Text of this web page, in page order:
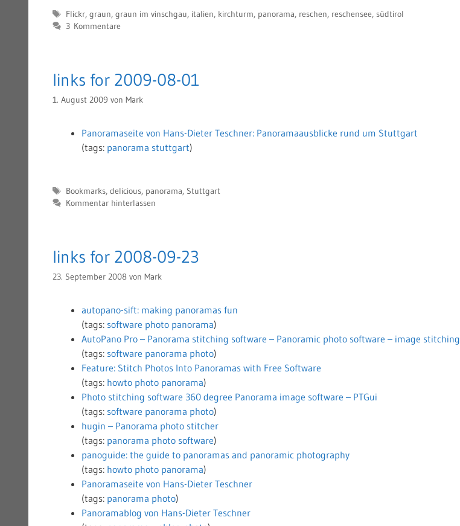
Schlagwörter
Flickr, graun, graun im vinschgau, italien, kirchturm, panorama, reschen, reschensee, südtirol
3 Kommentare
links for 2009-08-01
1. August 2009 von Mark
Panoramaseite von Hans-Dieter Teschner: Panoramaausblicke rund um Stuttgart
(tags: panorama stuttgart)
Schlagwörter
Bookmarks, delicious, panorama, Stuttgart
Kommentar hinterlassen
links for 2008-09-23
23. September 2008 von Mark
autopano-sift: making panoramas fun
(tags: software photo panorama)
AutoPano Pro – Panorama stitching software – Panoramic photo software – image stitching
(tags: software panorama photo)
Feature: Stitch Photos Into Panoramas with Free Software
(tags: howto photo panorama)
Photo stitching software 360 degree Panorama image software – PTGui
(tags: software panorama photo)
hugin – Panorama photo stitcher
(tags: panorama photo software)
panoguide: the guide to panoramas and panoramic photography
(tags: howto photo panorama)
Panoramaseite von Hans-Dieter Teschner
(tags: panorama photo)
Panoramablog von Hans-Dieter Teschner